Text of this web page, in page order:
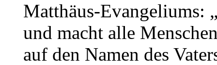
Matthäus-Evangeliums:
und macht alle
auf den Namen des